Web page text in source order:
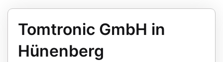
Tomtronic GmbH in
Hünenberg